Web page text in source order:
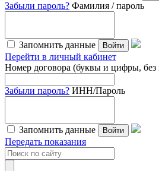
Забыли пароль? Фамилия / пароль
Запомнить данные Войти
Перейти в личный кабинет
Номер договора (буквы и цифры, без
Забыли пароль? ИНН/Пароль
Запомнить данные Войти
Передать показания